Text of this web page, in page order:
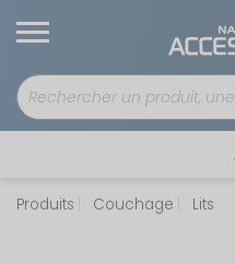
Produits Couchage Lits